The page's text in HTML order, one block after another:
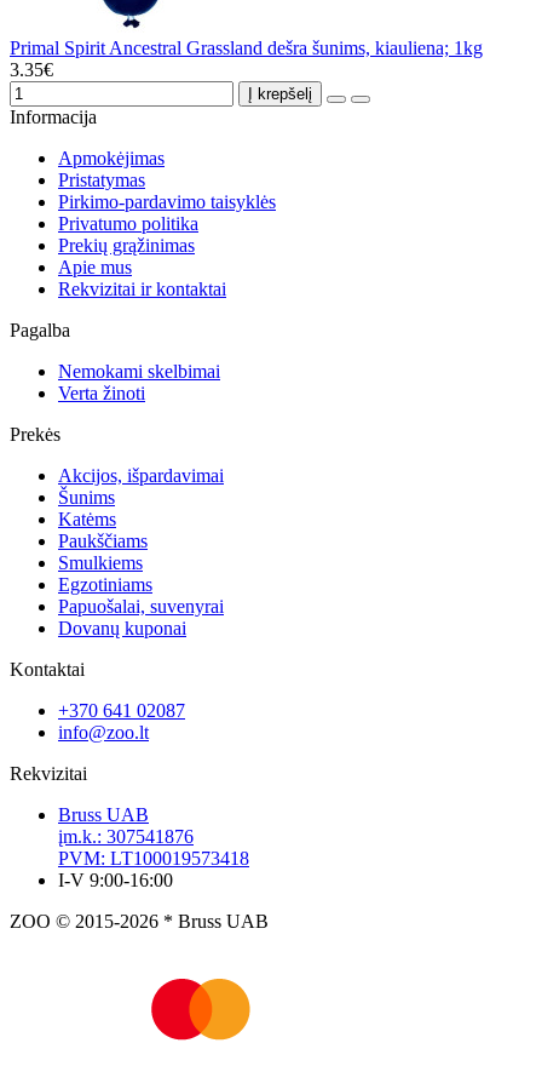
Primal Spirit Ancestral Grassland dešra šunims, kiauliena; 1kg
3.35€
Į krepšelį
Informacija
Apmokėjimas
Pristatymas
Pirkimo-pardavimo taisyklės
Privatumo politika
Prekių grąžinimas
Apie mus
Rekvizitai ir kontaktai
Pagalba
Nemokami skelbimai
Verta žinoti
Prekės
Akcijos, išpardavimai
Šunims
Katėms
Paukščiams
Smulkiems
Egzotiniams
Papuošalai, suvenyrai
Dovanų kuponai
Kontaktai
+370 641 02087
info@zoo.lt
Rekvizitai
Bruss UAB
įm.k.: 307541876
PVM: LT100019573418
I-V 9:00-16:00
ZOO © 2015-2026 * Bruss UAB